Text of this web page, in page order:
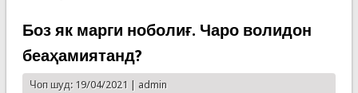
Боз як марги ноболиғ. Чаро волидон
беаҳамиятанд?
Чоп шуд: 19/04/2021 | admin